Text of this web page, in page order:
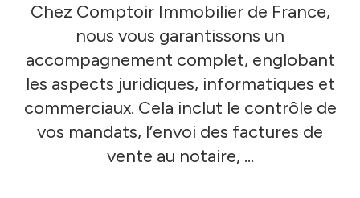
Chez Comptoir Immobilier de France,
nous vous garantissons un
accompagnement complet, englobant
les aspects juridiques, informatiques et
commerciaux. Cela inclut le contrôle de
vos mandats, l’envoi des factures de
vente au notaire, ...